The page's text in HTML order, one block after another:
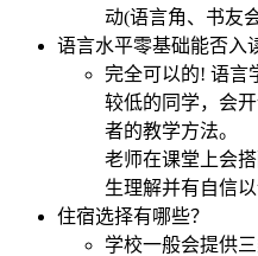
动(语言角、书友
语言水平零基础能否入
完全可以的! 语言
较低的同学，会
者的教学方法。
老师在课堂上会
生理解并有自信
住宿选择有哪些？
学校一般会提供三